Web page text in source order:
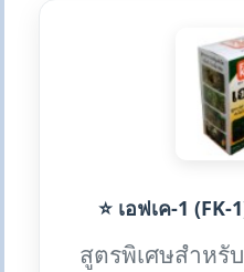
⭐ เอฟเค-1
สูตรพิเศษสำหรั